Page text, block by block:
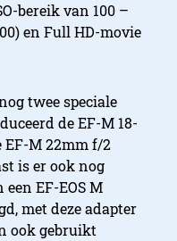
bereik van 100 –
en Full HD-movie
twee speciale
de EF-M 18-
EF-M 22mm f/2
is er ook nog
EF-EOS M
met deze adapter
ook gebruikt